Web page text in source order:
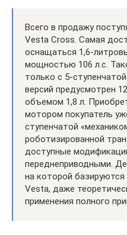
Всего в продажу
Vesta Cross. Самая
оснащаться 1,6-
мощностью 106 л.с.
только с 5-
версий предусмотрен
объемом 1,8 л.
мотором покупатель
ступенчатой
роботизированной
доступные
переднеприводными.
на которой
Vesta, даже
применения полного